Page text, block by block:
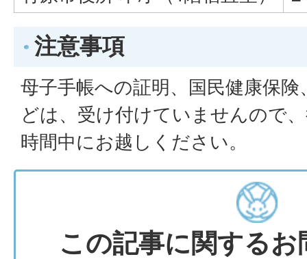
注意事項
母子手帳への証明、国民健康保
どは、受け付けていませんので
時間中にお越しください。
この記事に関する